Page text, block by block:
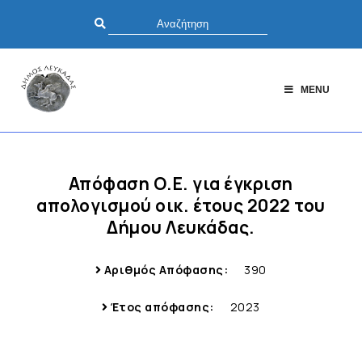
MENU
Απόφαση Ο.Ε. για έγκριση
απολογισμού οικ. έτους 2022 του
Δήμου Λευκάδας.
Αριθμός Απόφασης: 390
Έτος απόφασης: 2023